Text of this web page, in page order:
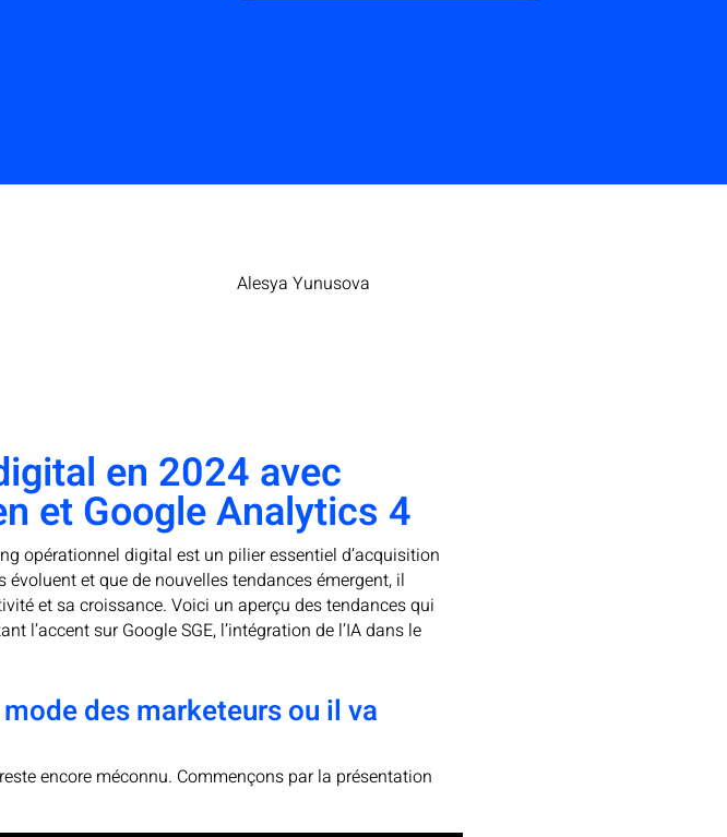
Alesya Yunusova
en 2024 avec
et Google Analytics 4
opérationnel digital est un pilier essentiel d’acquisition
et que de nouvelles tendances émergent, il
et sa croissance. Voici un aperçu des tendances qui
sur Google SGE, l’intégration de l’IA dans le
des marketeurs ou il va
encore méconnu. Commençons par la présentation